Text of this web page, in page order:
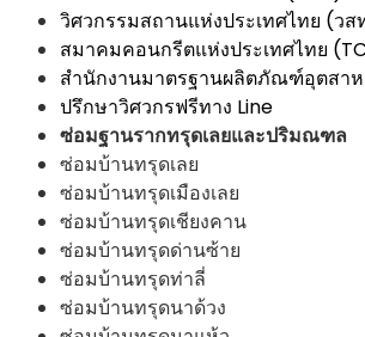
วิศวกรรมสถานแห่งประเทศไทย (วส
สมาคมคอนกรีตแห่งประเทศไทย
สำนักงานมาตรฐานผลิตภัณฑ์อุตสา
ปรึกษาวิศวกรฟรีทาง Line
ซ่อมฐานรากทรุดเลยและปริมณฑล
ซ่อมบ้านทรุดเลย
ซ่อมบ้านทรุดเมืองเลย
ซ่อมบ้านทรุดเชียงคาน
ซ่อมบ้านทรุดด่านซ้าย
ซ่อมบ้านทรุดท่าลี่
ซ่อมบ้านทรุดนาด้วง